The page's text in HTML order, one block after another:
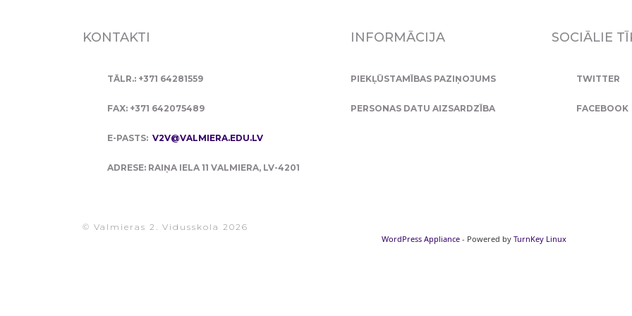
KONTAKTI
TĀLR.: +371 64281559
FAX: +371 642075489
E-PASTS: V2V@VALMIERA.EDU.LV
ADRESE: RAIŅA IELA 11 VALMIERA, LV-4201
INFORMĀCIJA
PIEKĻŪSTAMĪBAS PAZIŅOJUMS
PERSONAS DATU AIZSARDZĪBA
SOCIĀLIE
TWITTER
FACEBOOK
© Valmieras 2. Vidusskola 2026
WordPress Appliance - Powered by TurnKey Linux